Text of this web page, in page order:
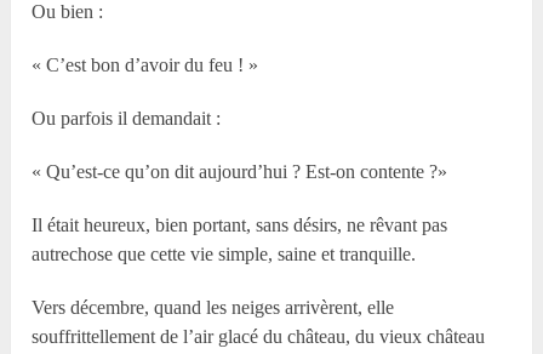
Ou bien :
« C’est bon d’avoir du feu ! »
Ou parfois il demandait :
« Qu’est-ce qu’on dit aujourd’hui ? Est-on contente ?»
Il était heureux, bien portant, sans désirs, ne rêvant pas
autrechose que cette vie simple, saine et tranquille.
Vers décembre, quand les neiges arrivèrent, elle
souffrittellement de l’air glacé du château, du vieux château